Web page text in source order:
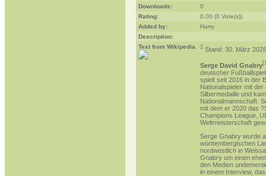
Downloads:
0
Rating:
0.00 (0 Vote(s))
Added by:
Harry
Description:
Text from Wikipedia
2 Stand: 30. März 2026
Serge David Gnabry[
deutscher
spielt seit 2016 in der
Nationalspieler mit der
Silbermedaille und
Nationalmannschaft .
mit dem er 2020 das ?
Champions League
Weltmeisterschaft
Serge Gnabry wurde
württembergischen
nordwestlich in
Gnabry um einen
den Medien
in einem Interview,